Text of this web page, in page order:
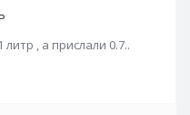
, а прислали 0.7..